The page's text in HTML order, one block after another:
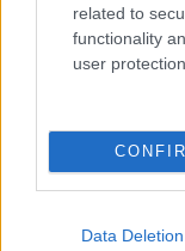
related to
functionality
user protection.
Data Deletion